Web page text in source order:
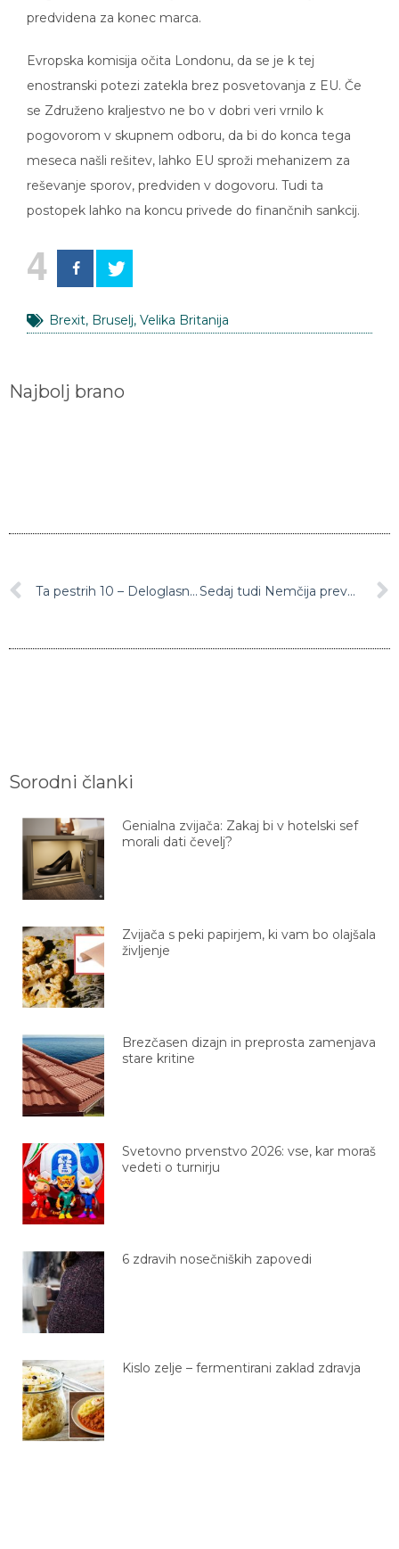
predvidena za konec marca.
Evropska komisija očita Londonu, da se je k tej
enostranski potezi zatekla brez posvetovanja z EU. Če
se Združeno kraljestvo ne bo v dobri veri vrnilo k
pogovorom v skupnem odboru, da bi do konca tega
meseca našli rešitev, lahko EU sproži mehanizem za
reševanje sporov, predviden v dogovoru. Tudi ta
postopek lahko na koncu privede do finančnih sankcij.
4
Brexit, Bruselj, Velika Britanija
Najbolj brano
Ta pestrih 10 – Deloglasnikov izbor najaktualnejših kariernih priložnosti Sedaj tudi Nemčija preventivno zaustavila cepljenje s cepivom AstraZenece
Sorodni članki
Genialna zvijača: Zakaj bi v hotelski sef
morali dati čevelj?
Zvijača s peki papirjem, ki vam bo olajšala
življenje
Brezčasen dizajn in preprosta zamenjava
stare kritine
Svetovno prvenstvo 2026: vse, kar moraš
vedeti o turnirju
6 zdravih nosečniških zapovedi
Kislo zelje – fermentirani zaklad zdravja